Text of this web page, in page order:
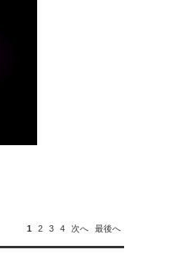
1 2 3 4 次へ 最後へ